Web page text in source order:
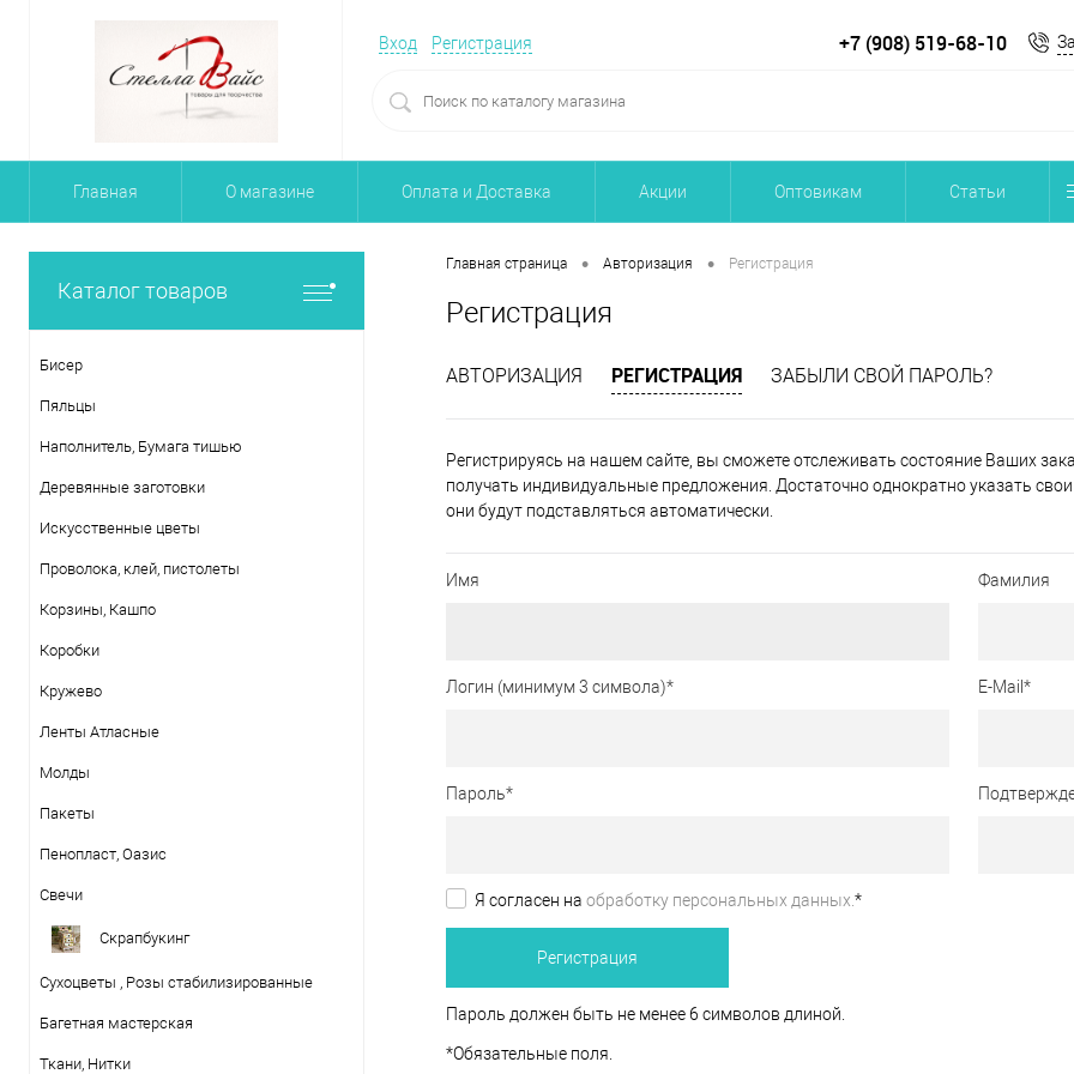
Вход Регистрация +7 (908) 519-68-10
Главная О магазине Оплата и Доставка Акции Оптовикам Статьи
Каталог товаров
Бисер
Пяльцы
Наполнитель, Бумага тишью
Деревянные заготовки
Искусственные цветы
Проволока, клей, пистолеты
Корзины, Кашпо
Коробки
Кружево
Ленты Атласные
Молды
Пакеты
Пенопласт, Оазис
Свечи
Скрапбукинг
Сухоцветы , Розы стабилизированные
Багетная мастерская
Ткани, Нитки
Главная страница • Авторизация • Регистрация
Регистрация
АВТОРИЗАЦИЯ РЕГИСТРАЦИЯ ЗАБЫЛИ СВОЙ ПАРОЛЬ?
Регистрируясь на нашем сайте, вы сможете отслеживать состояние Ваших
получать индивидуальные предложения. Достаточно однократно указать
они будут подставляться автоматически.
Имя Фамилия
Логин (минимум 3 символа)* E-Mail *
Пароль*
Я согласен на обработку персональных данных.*
Пароль должен быть не менее 6 символов длиной.
*Обязательные поля.